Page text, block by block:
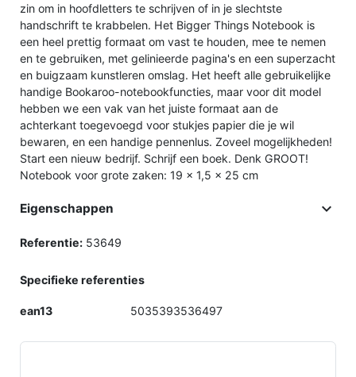
zin om in hoofdletters te schrijven of in je slechtste
handschrift te krabbelen. Het Bigger Things Notebook is
een heel prettig formaat om vast te houden, mee te nemen
en te gebruiken, met gelinieerde pagina's en een superzacht
en buigzaam kunstleren omslag. Het heeft alle gebruikelijke
handige Bookaroo-notebookfuncties, maar voor dit model
hebben we een vak van het juiste formaat aan de
achterkant toegevoegd voor stukjes papier die je wil
bewaren, en een handige pennenlus. Zoveel mogelijkheden!
Start een nieuw bedrijf. Schrijf een boek. Denk GROOT!
Notebook voor grote zaken: 19 x 1,5 x 25 cm
Eigenschappen 
Referentie: 53649
Specifieke referenties
ean13 5035393536497